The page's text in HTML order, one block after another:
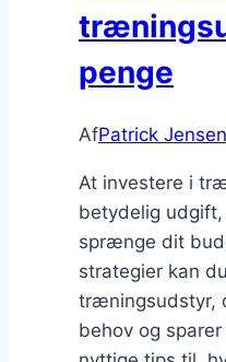
penge
AfPatrick Jensen
At investere i
betydelig
sprænge dit
strategier kan
træningsudstyr,
behov og